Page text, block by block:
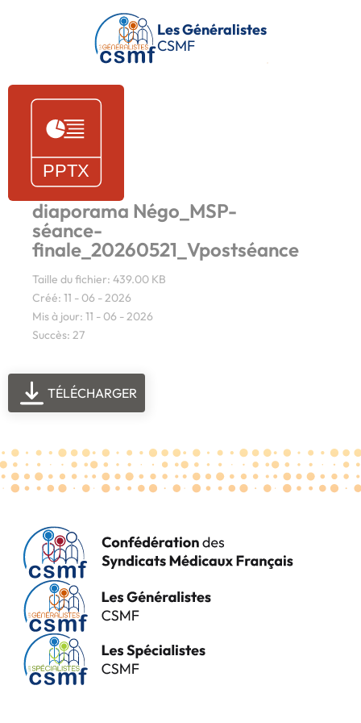
Passer au contenu principal
Les Généralistes
CSMF
diaporama Négo_MSP-
séance-
finale_20260521_Vpostséance
Taille du fichier: 439.00 KB
Créé: 11 - 06 - 2026
Mis à jour: 11 - 06 - 2026
Succès: 27
TÉLÉCHARGER